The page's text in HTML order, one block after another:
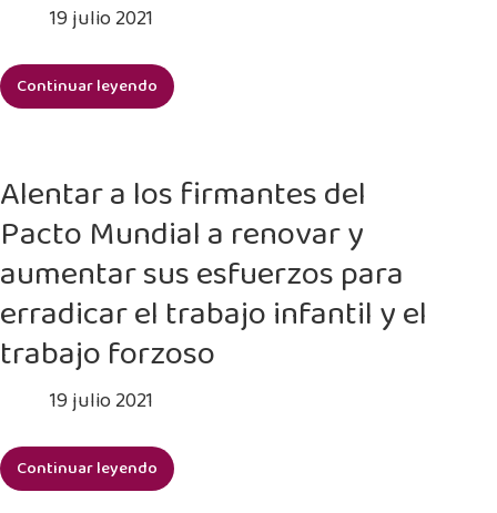
19 julio 2021
Continuar leyendo
Contribuir
reducción
del
trabajo
infantil
internacional
y
nacional
mediante
la
técnica,
la
investigación,
Alentar a los firmantes del
Pacto Mundial a renovar y
aumentar sus esfuerzos para
erradicar el trabajo infantil y el
trabajo forzoso
19 julio 2021
Continuar leyendo
Alentar